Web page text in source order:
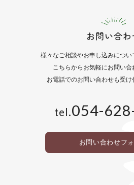
お問い合わ
様々なご相談やお申し込みについ
こちらからお気軽にお問い合
お電話でのお問い合わせも受け
tel.054-
お問い合わせフ